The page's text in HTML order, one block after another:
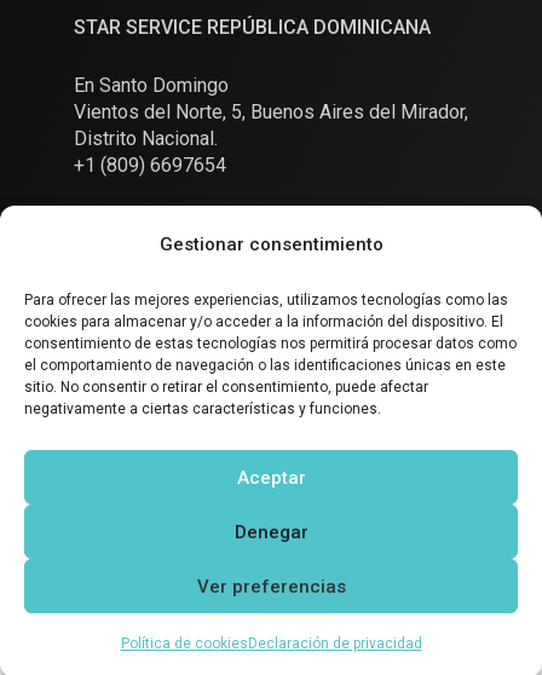
Gestionar consentimiento
Para ofrecer las mejores experiencias, utilizamos tecnologías como las
cookies para almacenar y/o acceder a la información del dispositivo. El
consentimiento de estas tecnologías nos permitirá procesar datos como
el comportamiento de navegación o las identificaciones únicas en este
sitio. No consentir o retirar el consentimiento, puede afectar
negativamente a ciertas características y funciones.
Aceptar
Denegar
Ver preferencias
Política de cookies Declaración de privacidad
STAR SERVICE REPÚBLICA DOMINICANA
En Santo Domingo
Vientos del Norte, 5, Buenos Aires del Mirador,
Distrito Nacional.
+1 (809) 6697654
Conversemos
SOCIAL